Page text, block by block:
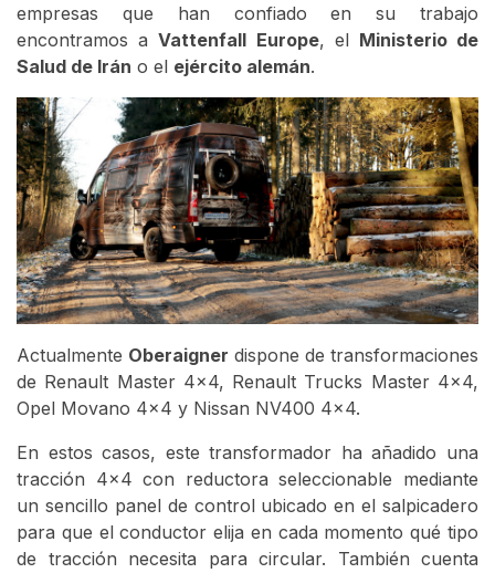
empresas que han confiado en su trabajo
encontramos aVattenfall Europe, el Ministerio de
Salud de Irán o el ejército alemán.
Actualmente Oberaigner dispone de transformaciones
de Renault Master 4x4, Renault Trucks Master 4x4,
Opel Movano 4x4 y Nissan NV400 4x4.
En estos casos, este transformador ha añadido una
tracción 4x4 con reductora seleccionable mediante
un sencillo panel de control ubicado en el salpicadero
para que el conductor elija en cada momento qué tipo
de tracción necesita para circular. También cuenta